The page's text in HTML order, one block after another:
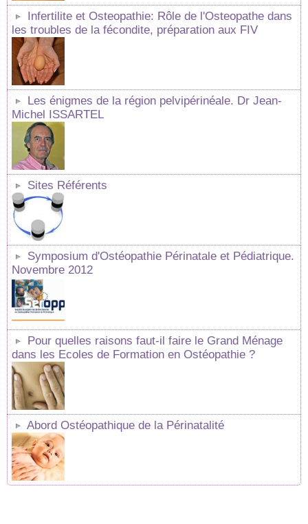
Infertilite et Osteopathie: Rôle de l'Osteopathe dans
les troubles de la fécondite, préparation aux FIV
Les énigmes de la région pelvipérinéale. Dr Jean-
Michel ISSARTEL
Sites Référents
Symposium d'Ostéopathie Périnatale et Pédiatrique.
Novembre 2012
Pour quelles raisons faut-il faire le Grand Ménage
dans les Ecoles de Formation en Ostéopathie ?
Abord Ostéopathique de la Périnatalité